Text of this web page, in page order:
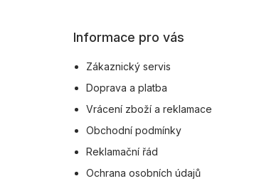
Informace pro vás
Zákaznický servis
Doprava a platba
Vrácení zboží a reklamace
Obchodní podmínky
Reklamační řád
Ochrana osobních údajů